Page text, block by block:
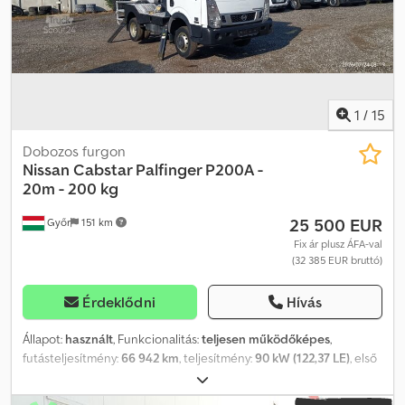
rendszer tiszta, és jól működik. Az ár nettó, exportra vonatkozik.
Beszélünk: - Angolul - Németül - Magyarul
1 / 15
Győr 151 km
Dobozos furgon
Nissan Cabstar Palfinger P200A -
20m - 200 kg
25 500 EUR
Fix ár plusz ÁFA-val
(32 385 EUR bruttó)
Érdeklődni Hívás
Állapot: használt, Funkcionalitás:teljesen működőképes,
futásteljesítmény:66 942 km, teljesítmény:90 kW (122,37 LE), első
, üzemanyagtípus:
3 500 kg, gumiabroncs állapota:80 százalék, tengelyelrendezés: